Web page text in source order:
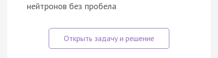
нейтронов без пробела